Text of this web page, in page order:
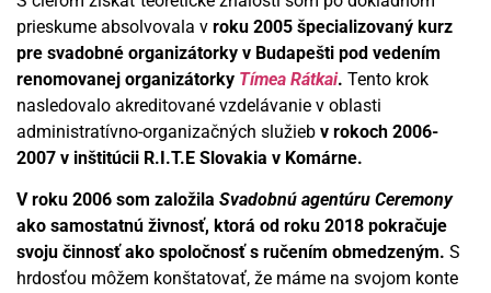
prieskume absolvovala v roku 2005 špecializovaný kurz
pre svadobné organizátorky v Budapešti pod vedením
renomovanej organizátorky Tímea Rátkai. Tento krok
nasledovalo akreditované vzdelávanie v oblasti
administratívno-organizačných služieb v rokoch 2006-
2007 v inštitúcii R.I.T.E Slovakia v Komárne.
V roku 2006 som založila Svadobnú agentúru Ceremony
ako samostatnú živnosť, ktorá od roku 2018 pokračuje
svoju činnosť ako spoločnosť s ručením obmedzeným. S
hrdosťou môžem konštatovať, že máme na svojom konte